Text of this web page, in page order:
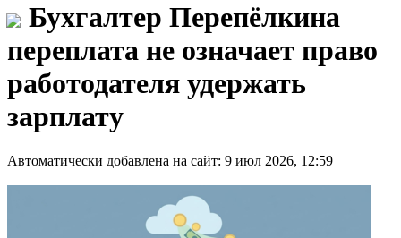
Бухгалтер Перепёлкина
переплата не означает право
работодателя удержать
зарплату
Автоматически добавлена на сайт: 9 июл 2026, 12:59